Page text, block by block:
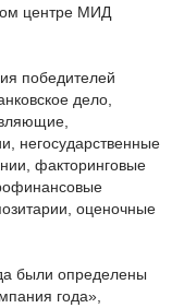
центре МИД
победителей
дело,
негосударственные
факторинговые
оценочные
были определены
года»,